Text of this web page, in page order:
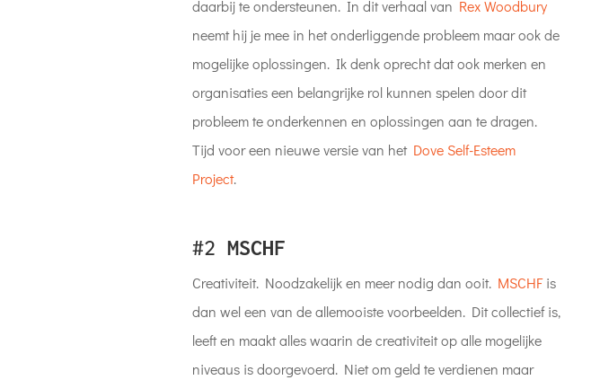
daarbij te ondersteunen. In dit verhaal van Rex Woodbury
neemt hij je mee in het onderliggende probleem maar ook de
mogelijke oplossingen. Ik denk oprecht dat ook merken en
organisaties een belangrijke rol kunnen spelen door dit
probleem te onderkennen en oplossingen aan te dragen.
Tijd voor een nieuwe versie van het Dove Self-Esteem
Project.
#2 MSCHF
Creativiteit. Noodzakelijk en meer nodig dan ooit. MSCHFis
dan wel een van de allemooiste voorbeelden. Dit collectief is,
leeft en maakt alles waarin de creativiteit op alle mogelijke
niveaus is doorgevoerd. Niet om geld te verdienen maar